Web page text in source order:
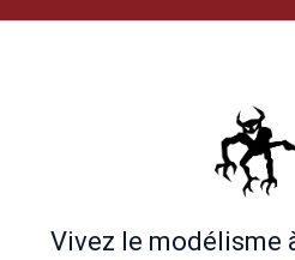
Vivez le modélisme